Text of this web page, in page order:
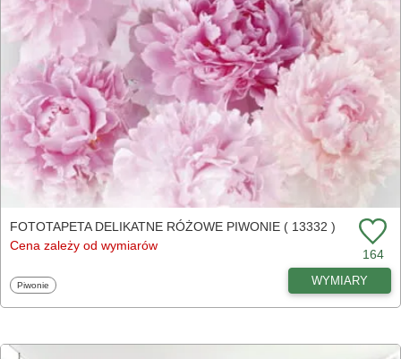
FOTOTAPETA DELIKATNE RÓŻOWE PIWONIE ( 13332 )
Cena zależy od wymiarów
164
Fototapety
Piwonie WYMIARY